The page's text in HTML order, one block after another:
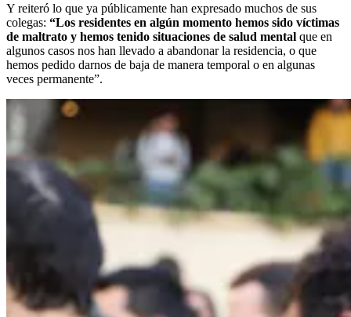
Y reiteró lo que ya públicamente han expresado muchos de sus
colegas: “Los residentes en algún momento hemos sido víctimas
de maltrato y hemos tenido situaciones de salud mental que en
algunos casos nos han llevado a abandonar la residencia, o que
hemos pedido darnos de baja de manera temporal o en algunas
veces permanente”.